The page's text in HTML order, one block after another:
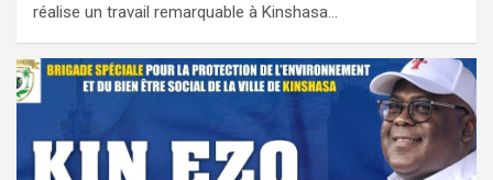
réalise un travail remarquable à Kinshasa…